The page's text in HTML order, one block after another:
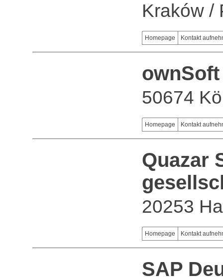
Kraków /
Homepage Kontakt
50674
Homepage Kontakt
Quazar
20253
Homepage Kontakt
SAP